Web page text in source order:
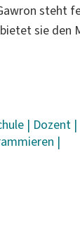
steht
sie den
| Dozent |
|